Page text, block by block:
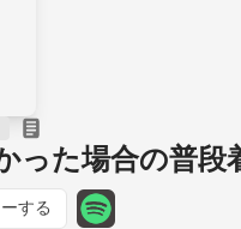
った場合の普
する